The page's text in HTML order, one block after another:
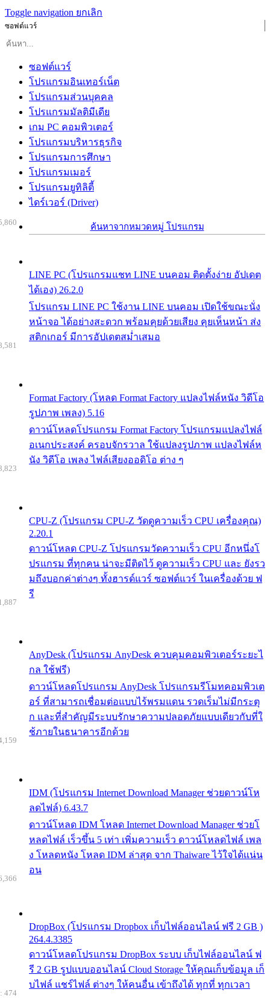
Toggle navigation ยกเลิก
ซอฟต์แวร์
ซอฟต์แวร์
โปรแกรมอินเทอร์เน็ต
โปรแกรมส่วนบุคคล
โปรแกรมมัลติมีเดีย
เกม PC คอมพิวเตอร์
โปรแกรมบริหารธุรกิจ
โปรแกรมการศึกษา
โปรแกรมเมอร์
โปรแกรมยูทิลิตี้
ไดร์เวอร์ (Driver)
ค้นหาจากหมวดหมู่ โปรแกรม
LINE PC (โปรแกรมแชท LINE บนคอม ติดตั้งง่าย อัปเดต
ได้เอง) 26.2.0
โปรแกรม LINE PC ใช้งาน LINE บนคอม เปิดใช้ขณะนั่ง
หน้าจอ ได้อย่างสะดวก พร้อมคุยด้วยเสียง คุยเห็นหน้า ส่ง
สติกเกอร์ มีการอัปเดตสม่ำเสมอ
Format Factory (โหลด Format Factory แปลงไฟล์หนัง วิดีโอ
รูปภาพ เพลง) 5.16
ดาวน์โหลดโปรแกรม Format Factory โปรแกรมแปลงไฟล์
อเนกประสงค์ ครอบจักรวาล ใช้แปลงรูปภาพ แปลงไฟล์ห
นัง วิดีโอ เพลง ไฟล์เสียงออดิโอ ต่าง ๆ
CPU-Z (โปรแกรม CPU-Z วัดดูความเร็ว CPU เครื่องคุณ)
2.20.1
ดาวน์โหลด CPU-Z โปรแกรมวัดความเร็ว CPU อีกหนึ่งโ
ปรแกรม ที่ทุกคน น่าจะมีติดไว้ ดูความเร็ว CPU และ ยังรว
มถึงบอกค่าต่างๆ ทั้งฮารด์แวร์ ซอฟต์แวร์ ในเครื่องด้วย ฟ
รี
AnyDesk (โปรแกรม AnyDesk ควบคุมคอมพิวเตอร์ระยะไ
กล ใช้ฟรี)
ดาวน์โหลดโปรแกรม AnyDesk โปรแกรมรีโมทคอมพิวเต
อร์ ที่สามารถเชื่อมต่อแบบไร้พรมแดน รวดเร็มไม่มีกระตุ
ก และที่สำคัญมีระบบรักษาความปลอดภัยแบบเดียวกับที่ใ
ช้ภายในธนาคารอีกด้วย
IDM (โปรแกรม Internet Download Manager ช่วยดาวน์โห
ลดไฟล์) 6.43.7
ดาวน์โหลด IDM โหลด Internet Download Manager ช่วยโ
หลดไฟล์ เร็วขึ้น 5 เท่า เพิ่มความเร็ว ดาวน์โหลดไฟล์ เพล
ง โหลดหนัง โหลด IDM ล่าสุด จาก Thaiware ไว้ใจได้แน่น
อน
DropBox (โปรแกรม Dropbox เก็บไฟล์ออนไลน์ ฟรี 2 GB )
264.4.3385
ดาวน์โหลดโปรแกรม DropBox ระบบ เก็บไฟล์ออนไลน์ ฟ
รี 2 GB รูปแบบออนไลน์ Cloud Storage ให้คุณเก็บข้อมูล เก็
บไฟล์ แชร์ไฟล์ ต่างๆ ให้คนอื่น เข้าถึงได้ ทุกที่ ทุกเวลา
474